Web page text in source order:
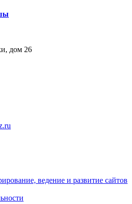
дом 26
ведение и развитие сайтов